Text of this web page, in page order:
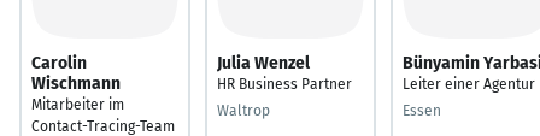
Carolin
Wischmann
Mitarbeiter im
Contact-Tracing-Team
Julia Wenzel
HR Business Partner
Waltrop
Bünyamin
Leiter einer Agentur
Essen